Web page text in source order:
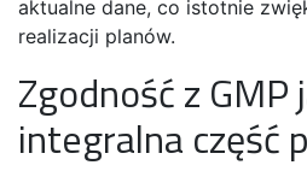
aktualne dane, co istotnie
realizacji planów.
Zgodność z GMP
integralna część